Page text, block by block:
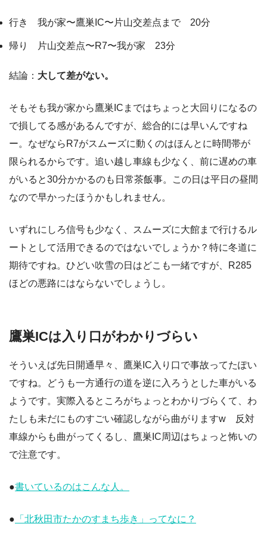
行き 我が家〜鷹巣IC〜片山交差点まで 20分
帰り 片山交差点〜R7〜我が家 23分
結論： 大して差がない。
そもそも我が家から鷹巣ICまではちょっと大回りになるの
で損してる感があるんですが、総合的には早いんですね
ー。なぜならR7がスムーズに動くのはほんとに時間帯が
限られるからです。追い越し車線も少なく、前に遅めの車
がいると30分かかるのも日常茶飯事。この日は平日の昼間
なので早かったほうかもしれません。
いずれにしろ信号も少なく、スムーズに大館まで行けるル
ートとして活用できるのではないでしょうか？特に冬道に
期待ですね。ひどい吹雪の日はどこも一緒ですが、R285
ほどの悪路にはならないでしょうし。
鷹巣ICは入り口がわかりづらい
そういえば先日開通早々、鷹巣IC入り口で事故ってたぽい
ですね。どうも一方通行の道を逆に入ろうとした車がいる
ようです。実際入るところがちょっとわかりづらくて、わ
たしも未だにものすごい確認しながら曲がりますw 反対
車線からも曲がってくるし、鷹巣IC周辺はちょっと怖いの
で注意です。
●書いているのはこんな人。
● 「北秋田市たかのすまち歩き」ってなに？